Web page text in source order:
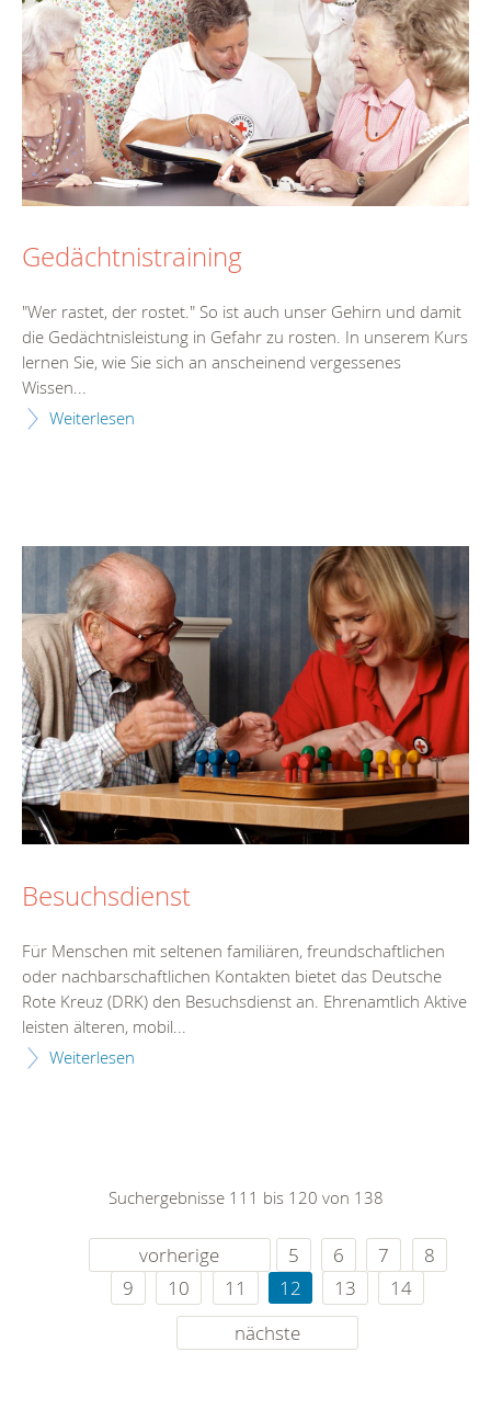
Gedächtnistraining
"Wer rastet, der rostet." So ist auch unser Gehirn und damit
die Gedächtnisleistung in Gefahr zu rosten. In unserem Kurs
lernen Sie, wie Sie sich an anscheinend vergessenes
Wissen...
Weiterlesen
Besuchsdienst
Für Menschen mit seltenen familiären, freundschaftlichen
oder nachbarschaftlichen Kontakten bietet das Deutsche
Rote Kreuz (DRK) den Besuchsdienst an. Ehrenamtlich Aktive
leisten älteren, mobil...
Weiterlesen
Suchergebnisse 111 bis 120 von 138
vorherige 5 6 7
8
9
10 11 12 13
14
nächste